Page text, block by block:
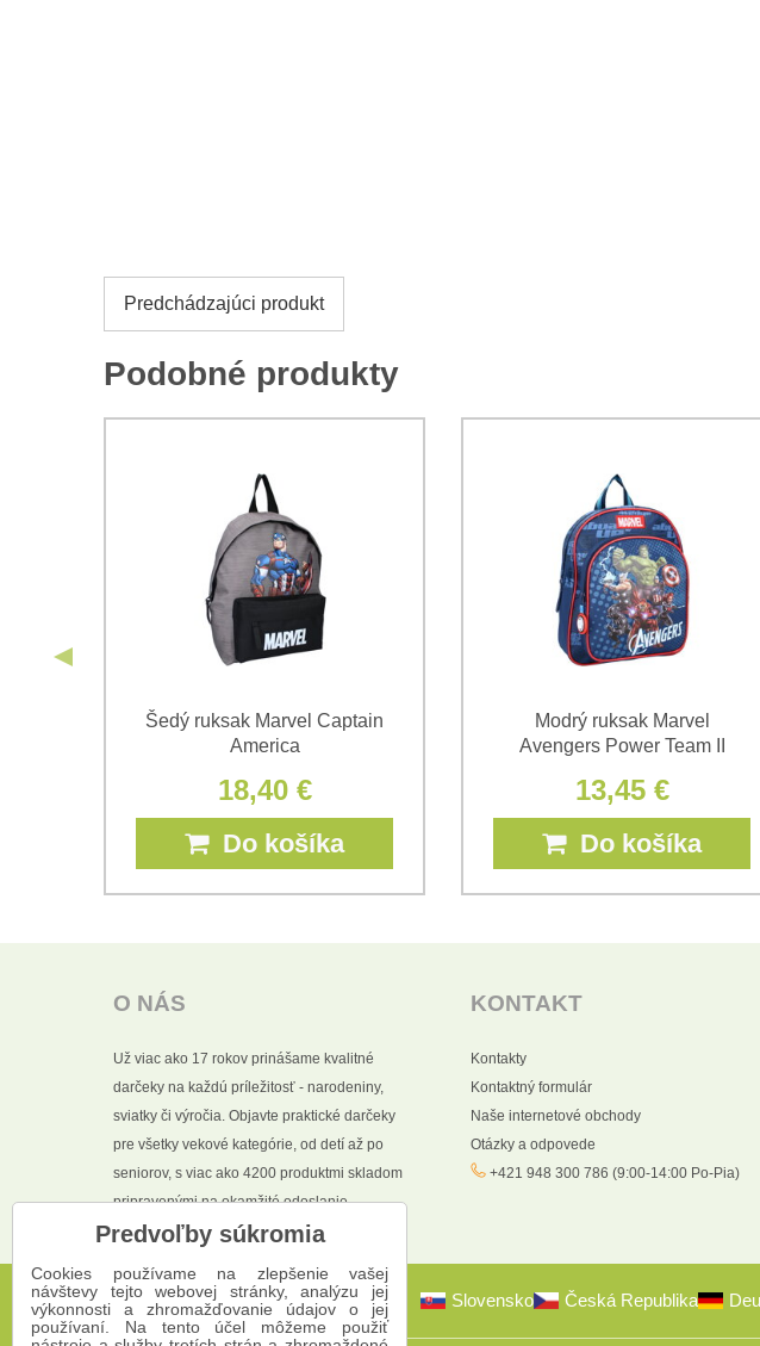
Predchádzajúci produkt
Podobné produkty
Šedý ruksak Marvel Captain
America
18,40 €
Do košíka
Modrý ruksak Marvel
Avengers Power Team II
13,45 €
Do košíka
O NÁS
Už viac ako 17 rokov prinášame kvalitné
darčeky na každú príležitosť - narodeniny,
sviatky či výročia. Objavte praktické darčeky
pre všetky vekové kategórie, od detí až po
seniorov, s viac ako 4200 produktmi skladom
pripravenými na okamžité odoslanie.
KONTAKT
Kontakty
Kontaktný formulár
Naše internetové obchody
Otázky a odpovede
+421 948 300 786 (9:00-14:00 Po-Pia)
Slovensko Česká Republika
Predvoľby súkromia
Cookies používame na zlepšenie vašej
návštevy tejto webovej stránky, analýzu jej
výkonnosti a zhromažďovanie údajov o jej
používaní. Na tento účel môžeme použiť